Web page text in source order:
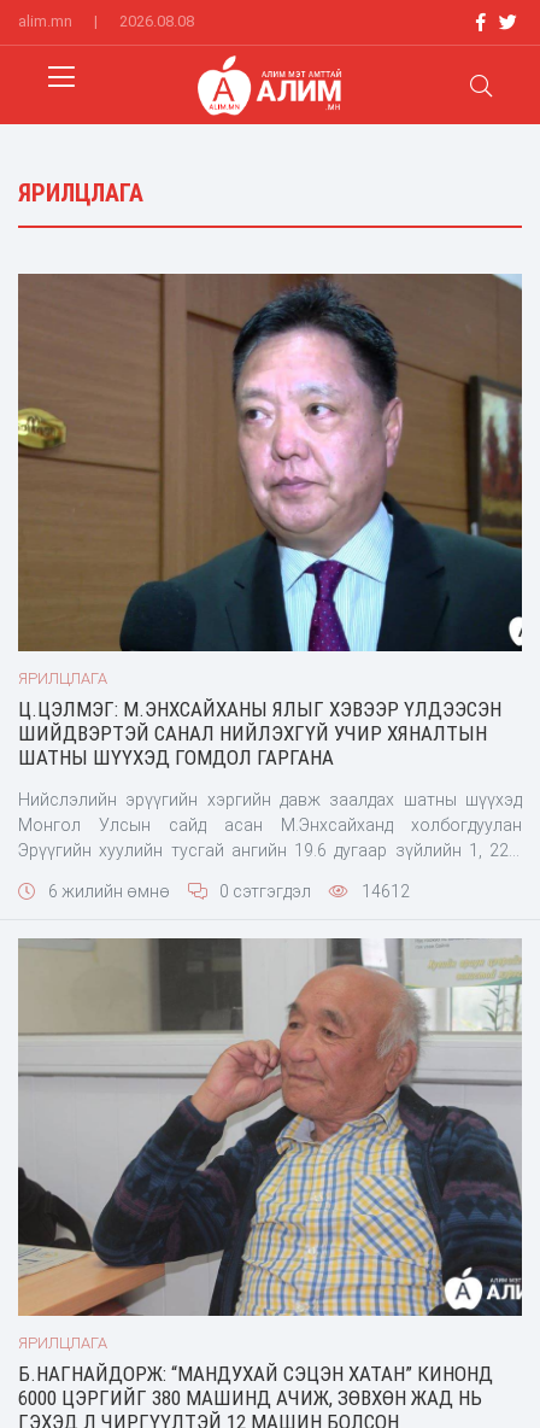
alim.mn | 2026.08.08
ЯРИЛЦЛАГА
ЯРИЛЦЛАГА
Ц.ЦЭЛМЭГ: М.ЭНХСАЙХАНЫ ЯЛЫГ ХЭВЭЭР ҮЛДЭЭСЭН
ШИЙДВЭРТЭЙ САНАЛ НИЙЛЭХГҮЙ УЧИР ХЯНАЛТЫН
ШАТНЫ ШҮҮХЭД ГОМДОЛ ГАРГАНА
Нийслэлийн эрүүгийн хэргийн давж заалдах шатны шүүхэд
Монгол Улсын сайд асан М.Энхсайханд холбогдуулан
Эрүүгийн хуулийн тусгай ангийн 19.6 дугаар зүйлийн 1, 22.1
үйлдэж ирүүлсэн эрүүгийн хэргийг шүүгдэгчийн
шатны шүүх Баянзүрх дүүргийн Эрүүгийн хэргийн анхан ш
6 жилийн өмнө 0 сэтгэгдэл 14612
ЯРИЛЦЛАГА
Б.НАГНАЙДОРЖ: “МАНДУХАЙ СЭЦЭН ХАТАН” КИНОНД
6000 ЦЭРГИЙГ 380 МАШИНД АЧИЖ, ЗӨВХӨН ЖАД НЬ
ГЭХЭД Л ЧИРГҮҮЛТЭЙ 12 МАШИН БОЛСОН